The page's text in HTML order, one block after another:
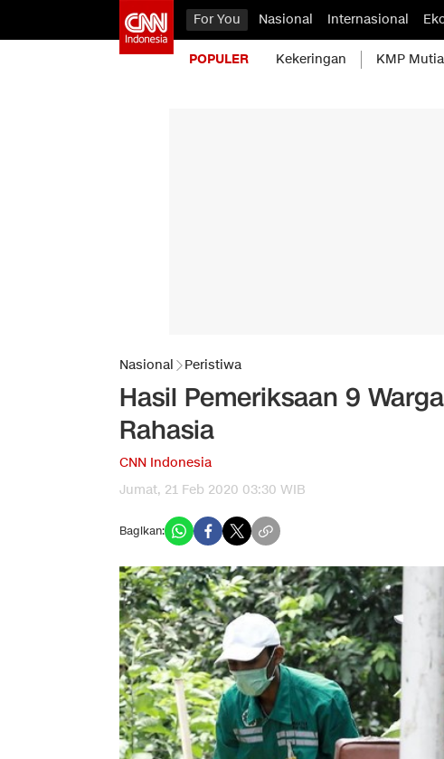
For You Nasional Internasional
POPULER Kekeringan KMP
Nasional Peristiwa
Hasil Pemeriksaan 9
Rahasia
CNN Indonesia
Jumat, 21 Feb 2020 03:30 WIB
Bagikan: